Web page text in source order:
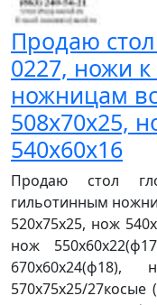
Продаю
0227, ножи
ножницам
508х70х25,
540х60х16
Продаю стол
гильотинным
520х75х25, нож
нож
570х75х25/